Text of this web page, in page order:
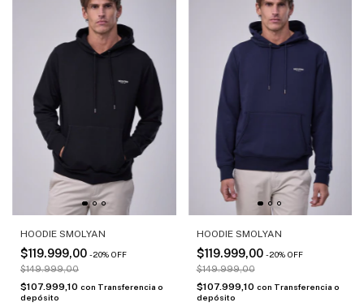
HOODIE SMOLYAN
$119.999,00 -20% OFF
$149.999,00
$107.999,10 con Transferencia o
depósito
HOODIE SMOLYAN
$119.999,00 -20% OFF
$149.999,00
$107.999,10 con Transferencia o
depósito